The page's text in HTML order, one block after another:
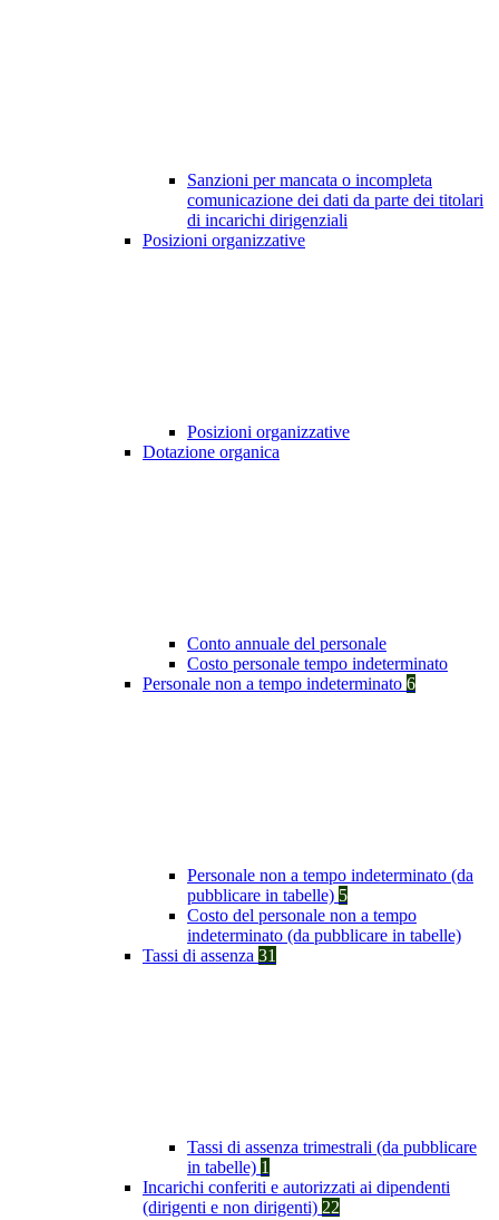
Sanzioni per mancata o incompleta
comunicazione dei dati da parte dei titolari
di incarichi dirigenziali
Posizioni organizzative
Posizioni organizzative
Dotazione organica
Conto annuale del personale
Costo personale tempo indeterminato
Personale non a tempo indeterminato 6
Personale non a tempo indeterminato (da
pubblicare in tabelle) 5
Costo del personale non a tempo
indeterminato (da pubblicare in tabelle)
Tassi di assenza 31
Tassi di assenza trimestrali (da pubblicare
in tabelle) 1
Incarichi conferiti e autorizzati ai dipendenti
(dirigenti e non dirigenti) 22